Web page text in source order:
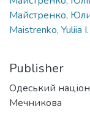
Майстренко,
Maistrenko, Yuliia I.
Publisher
Одеський
Мечникова